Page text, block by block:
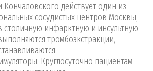
Кончаловского действует один из
сосудистых центров Москвы,
столичную инфарктную и инсультную
тромбоэкстракции,
Круглосуточно пациентам